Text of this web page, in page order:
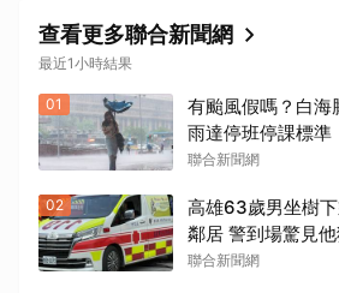
查看更多聯合新聞網
最近1小時結果
01
有颱風假嗎？白
雨達停班停課標準
聯合新聞網
02
高雄63歲男坐樹
鄰居 警到場驚見
聯合新聞網